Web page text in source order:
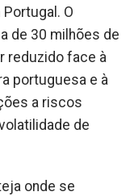
O
de 30 milhões de
reduzido face à
portuguesa e à
a riscos
de
onde se